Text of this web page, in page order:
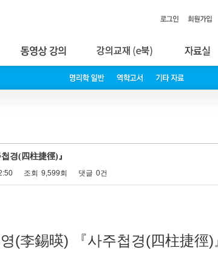
경(四柱捷徑)』
조회 9,599회 댓글 0건
(李錫暎) 『사주첩경(四柱捷徑)